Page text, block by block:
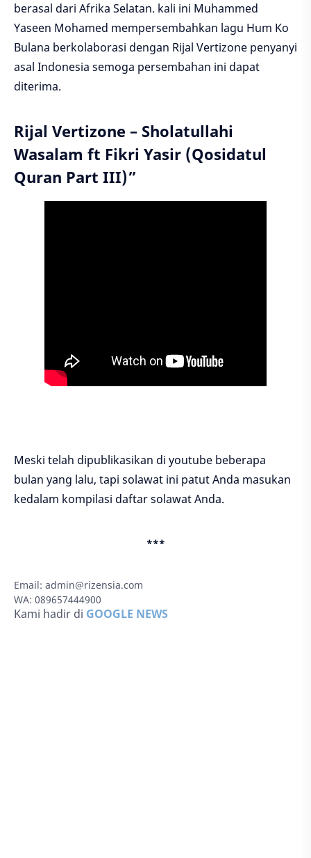
berasal dari Afrika Selatan. kali ini Muhammed
Yaseen Mohamed mempersembahkan lagu Hum Ko
Bulana berkolaborasi dengan Rijal Vertizone penyanyi
asal Indonesia semoga persembahan ini dapat
diterima.
Rijal Vertizone – Sholatullahi
Wasalam ft Fikri Yasir (Qosidatul
Quran Part III)”
Meski telah dipublikasikan di youtube beberapa
bulan yang lalu, tapi solawat ini patut Anda masukan
kedalam kompilasi daftar solawat Anda.
***
Email: admin@rizensia.com
WA: 089657444900
Kami hadir di GOOGLE NEWS